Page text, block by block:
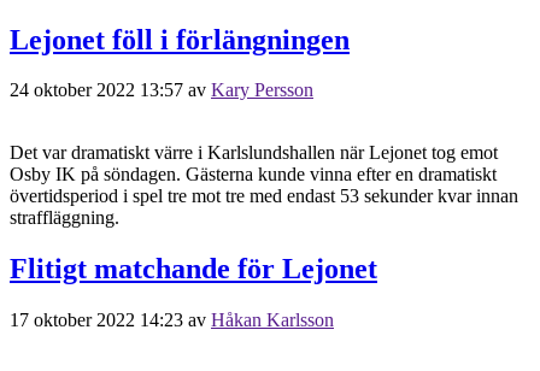
Lejonet föll i förlängningen
24 oktober 2022 13:57 av Kary Persson
Det var dramatiskt värre i Karlslundshallen när Lejonet tog emot
Osby IK på söndagen. Gästerna kunde vinna efter en dramatiskt
övertidsperiod i spel tre mot tre med endast 53 sekunder kvar innan
straffläggning.
Flitigt matchande för Lejonet
17 oktober 2022 14:23 av Håkan Karlsson